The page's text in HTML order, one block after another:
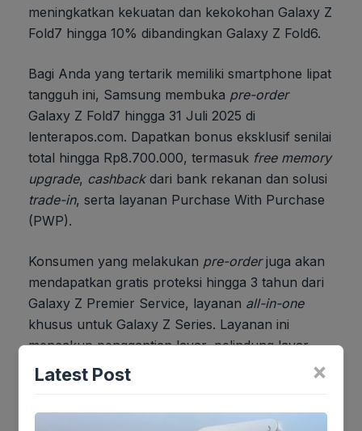
meningkatkan kekuatan dan kekokohan Galaxy Z
Fold7 hingga 10% dibandingkan Galaxy Z Fold6.
Bagi Anda yang tertarik memiliki smartphone lipat
tangguh ini, Samsung membuka pre-order
Galaxy Z Fold7 hingga 31 Juli 2025 di
lenterapos.com. Dapatkan bonus eksklusif senilai
total hingga Rp8.700.000, termasuk free memory
upgrade, cashbackdari bank rekanan dan solusi
trade-in, serta layanan Purchase With Purchase
(PWP).
Konsumen yang melakukan pre-orderjuga akan
mendapatkan gratis proteksi hingga 3 tahun dari
Galaxy Z Premier Service, layanan all-in-one
khusus untuk Galaxy Z Series. Layanan ini
mencakup penggantian layar, pelindung layar,
layanan antar jemput,
24 jam, dan
Galaxy Z Fold7 tersedia di Indonesia dalam opsi
×
Latest Post